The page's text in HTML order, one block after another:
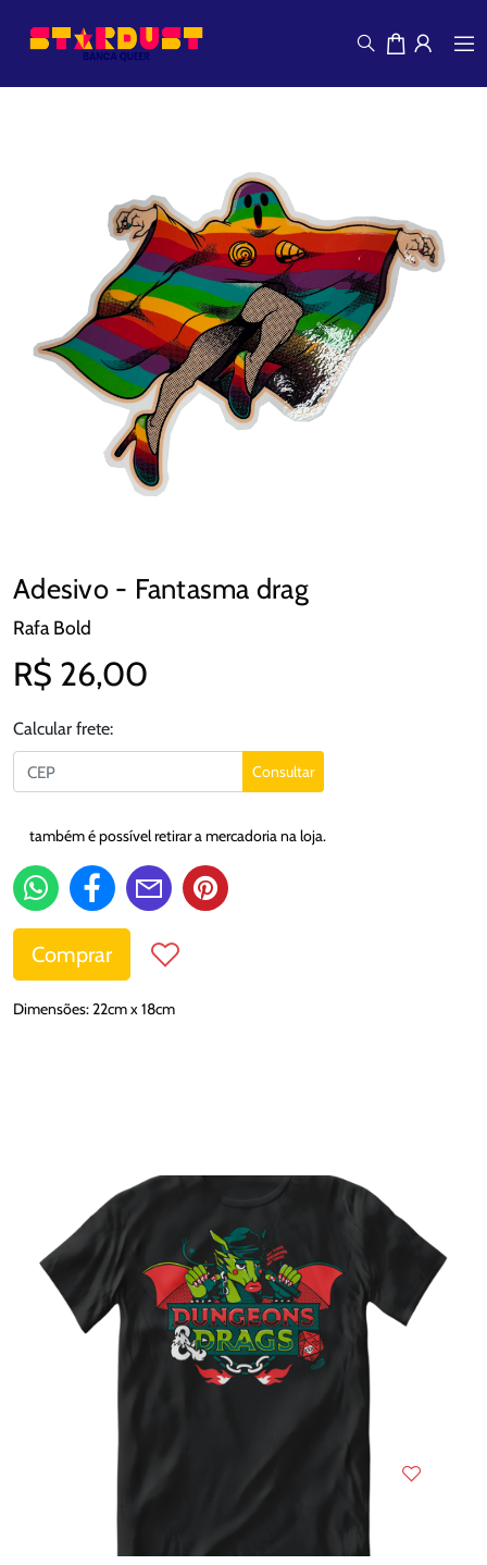
Adesivo - Fantasma drag
Rafa Bold
R$ 26,00
Calcular frete:
Consultar
também é possível retirar a mercadoria na loja.
Comprar
Dimensões: 22cm x 18cm